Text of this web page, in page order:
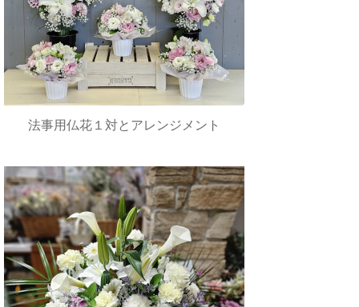
法事用仏花１対とアレンジメント